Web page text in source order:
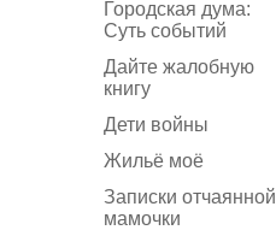
Городская дума:
Суть событий
Дайте жалобную
книгу
Дети войны
Жильё моё
Записки отчаянной
мамочки